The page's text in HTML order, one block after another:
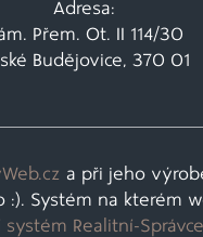
Adresa:
Přem. Ot. II 114/30
Budějovice, 370 01
a při jeho
:). Systém na kterém
systém Realitní-